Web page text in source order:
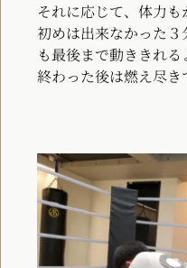
それに応じて、体力
初めは出来なかった
も最後まで動ききれ
終わった後は燃え尽き